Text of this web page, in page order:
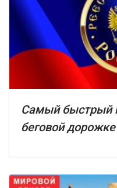
Самый быстрый
беговой дорожке